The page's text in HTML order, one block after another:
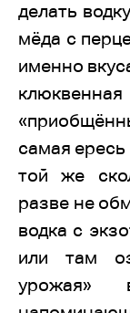
делать
мёда с
именно
самая
той же
разве не
водка с
или там
урожая»